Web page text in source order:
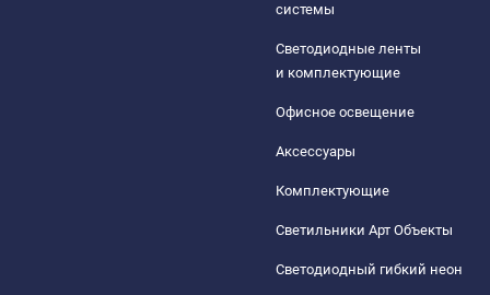
системы
Светодиодные ленты
и комплектующие
Офисное освещение
Аксессуары
Комплектующие
Светильники Арт Объекты
Светодиодный гибкий неон